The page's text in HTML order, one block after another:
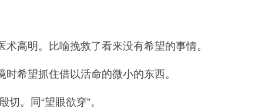
高明。比喻挽救了看来没有希望的事情。
希望抓住借以活命的微小的东西。
。同“望眼欲穿”。